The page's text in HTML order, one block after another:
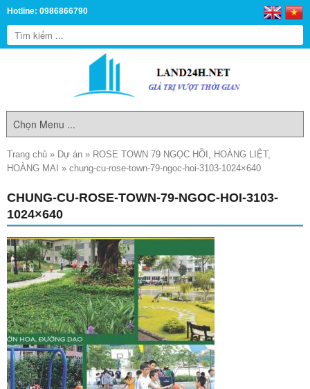
Hotline: 0986866790
Trang chủ » Dự án » ROSE TOWN 79 NGỌC HỒI, HOÀNG LIỆT,
HOÀNG MAI » chung-cu-rose-town-79-ngoc-hoi-3103-1024×640
CHUNG-CU-ROSE-TOWN-79-NGOC-HOI-3103-
1024×640